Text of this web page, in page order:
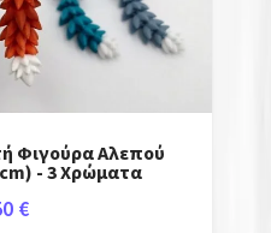
Φιγούρα Αλεπού
- 3 Χρώματα
€